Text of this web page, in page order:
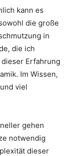
kann es
die große
in
die ich
Erfahrung
Im Wissen,
viel
gehen
notwendig
dieser